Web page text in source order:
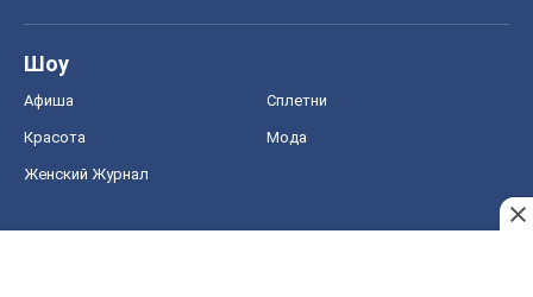
Шоу
Афиша Сплетни
Красота Мода
Женский Журнал